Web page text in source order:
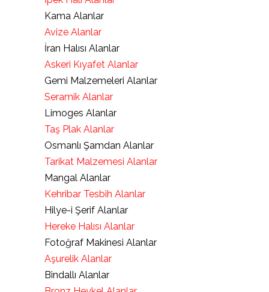
Kama Alanlar
Avize Alanlar
İran Halısı Alanlar
Askeri Kıyafet Alanlar
Gemi Malzemeleri Alanlar
Seramik Alanlar
Limoges Alanlar
Taş Plak Alanlar
Osmanlı Şamdan Alanlar
Tarikat Malzemesi Alanlar
Mangal Alanlar
Kehribar Tesbih Alanlar
Hilye-i Şerif Alanlar
Hereke Halısı Alanlar
Fotoğraf Makinesi Alanlar
Aşurelik Alanlar
Bindallı Alanlar